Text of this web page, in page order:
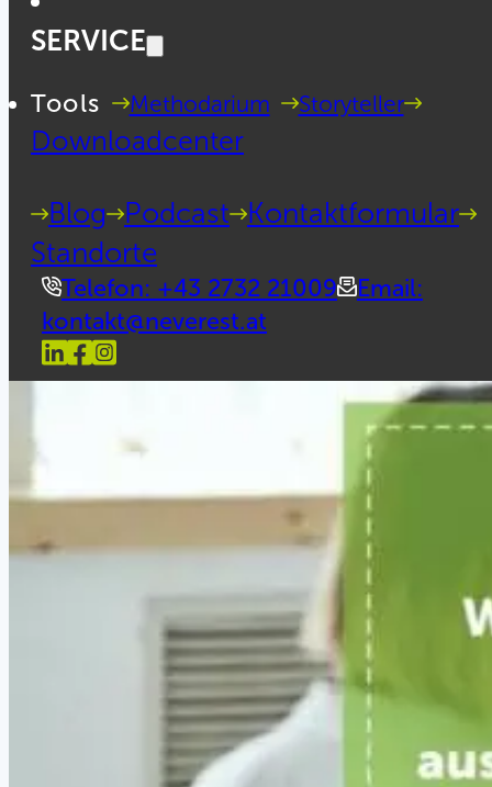
SERVICE
Tools Methodarium Storyteller
Downloadcenter
Blog Podcast Kontaktformular
Standorte
Telefon: +43 2732 21009
Email:
kontakt@neverest.at